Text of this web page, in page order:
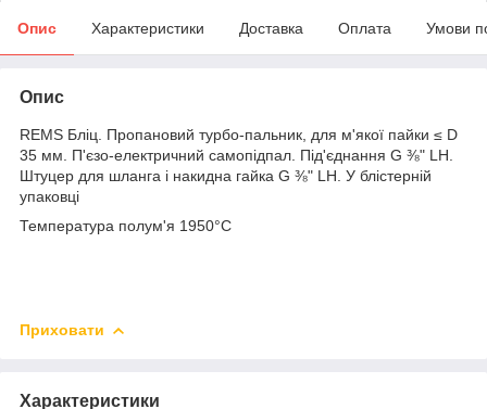
Опис Характеристики Доставка Оплата Умови
Опис
REMS Бліц. Пропановий турбо-пальник, для м'якої пайки ≤ D
35 мм. П'єзо-електричний самопідпал. Під'єднання G ⅜" LH.
Штуцер для шланга і накидна гайка G ⅜" LH. У блістерній
упаковці
Температура полум'я 1950°C
Приховати
Характеристики